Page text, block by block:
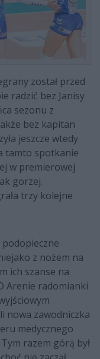
został przed
radzić bez Janisy
sezonu z
bez kapitan
jeszcze wtedy
tamto spotkanie
w premierowej
gorzej.
trzy kolejne
z nożem na
ich szanse na
Arenie radomianki
nowa zawodniczka
medycznego
razem górą był